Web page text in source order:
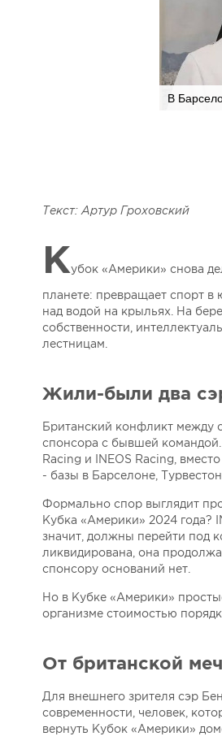
В
Текст: Артур Гроховский
Кубок «Америки» снова
планете: превращает спорт в
над водой на крыльях. На
собственности,
лестницам.
Жили-были два
Британский конфликт
спонсора с бывшей
Racing и INEOS Racing,
- базы в Барселоне,
Формально спор выглядит
Кубка «Америки» 2024 года?
значит, должны перейти под
ликвидирована, она
спонсору оснований нет.
Но в Кубке «Америки»
организме стоимостью
От британской
Для внешнего зрителя сэр
современности, человек,
вернуть Кубок «Америки»